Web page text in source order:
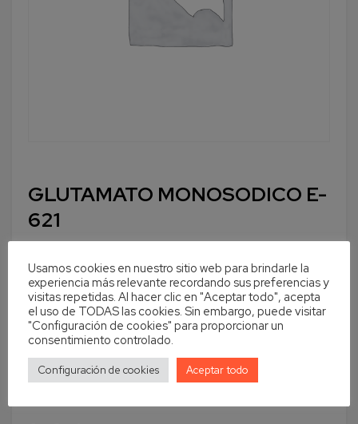
GLUTAMATO MONOSODICO E-
621
Cantidad En stock
Añadir al carrito
Usamos cookies en nuestro sitio web para brindarle la
experiencia más relevante recordando sus preferencias y
visitas repetidas. Al hacer clic en "Aceptar todo", acepta
el uso de TODAS las cookies. Sin embargo, puede visitar
"Configuración de cookies" para proporcionar un
consentimiento controlado.
Configuración de cookies Aceptar todo